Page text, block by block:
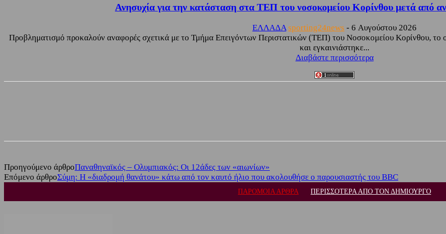
Ανησυχία για την κατάσταση στα ΤΕΠ του νοσοκομείου Κορίνθου μετά από
ΕΛΛΑΔΑ sporting24news - 6 Αυγούστου 2026
Προβληματισμό προκαλούν αναφορές σχετικά με το Τμήμα Επειγόντων Περιστατικών (ΤΕΠ) του Νοσοκομείου Κορίνθου, το
και εγκαινιάστηκε...
Διαβάστε περισσότερα
Προηγούμενο άρθροΠαναθηναϊκός – Ολυμπιακός: Οι 12άδες των «αιωνίων»
Επόμενο άρθροΣύμη: Η «διαδρομή θανάτου» κάτω από τον καυτό ήλιο που ακολουθήσε ο παρουσιαστής του BBC
ΠΑΡΟΜΟΙΑ ΑΡΘΡΑ ΠΕΡΙΣΣΟΤΕΡΑ ΑΠΟ ΤΟΝ ΔΗΜΙΟΥΡΓΟ